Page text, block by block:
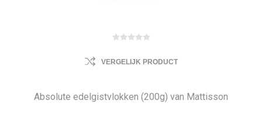
VERGELIJK PRODUCT
Absolute edelgistvlokken (200g) van Mattisson